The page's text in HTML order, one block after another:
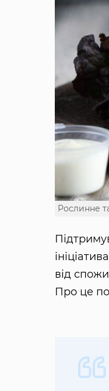
Рослинне
від
Про це